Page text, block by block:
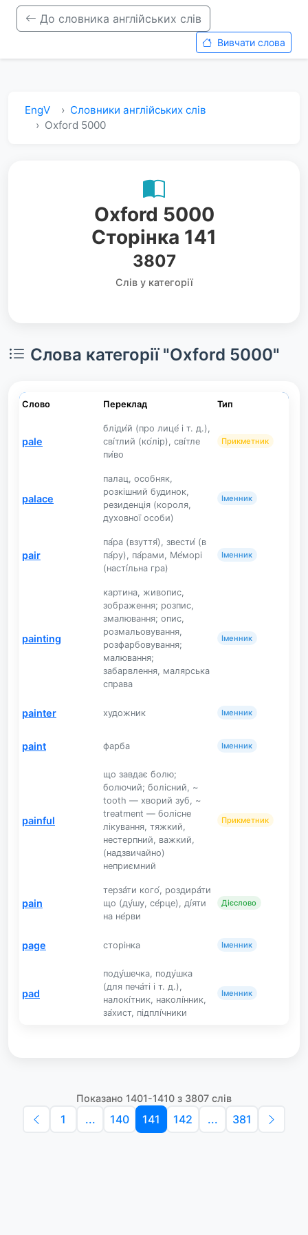
До словника англійських слів
Вивчати слова
EngV
Словники англійських слів
Oxford 5000
Oxford 5000
Сторінка 141
3807
Слів у категорії
Слова категорії "Oxford 5000"
Слово Переклад Тип
pale
бліди́й (про лице́ і т. д.),
сві́тлий (ко́лір), сві́тле
пи́во
Прикметник
palace
палац, особняк,
розкішний будинок,
резиденція (короля,
духовної особи)
Іменник
pair
па́ра (взуття́), звести́ (в
па́ру), па́рами, Ме́морі
(насті́льна гра)
Іменник
painting
картина, живопис,
зображення; розпис,
змалювання; опис,
розмальовування,
розфарбовування;
малювання;
забарвлення, малярська
справа
Іменник
painter художник Іменник
paint фарба Іменник
painful
що завдає болю;
болючий; болісний, ~
tooth — хворий зуб, ~
treatment — болісне
лікування, тяжкий,
нестерпний, важкий,
(надзвичайно)
неприємний
Прикметник
pain
терза́ти кого́, роздира́ти
що (ду́шу, се́рце), ді́яти
на не́рви
Дієслово
page сторінка Іменник
pad
поду́шечка, поду́шка
(для печа́ті і т. д.),
налокі́тник, наколі́нник,
за́хист, підплі́чники
Іменник
Показано 1401-1410 з 3807 слів
1 ... 140 141 142 ... 381